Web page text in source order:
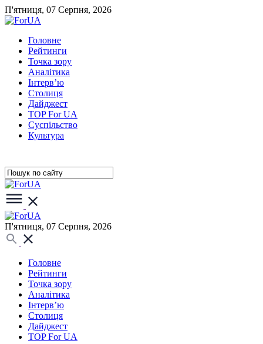
П'ятниця, 07 Серпня, 2026
Головне
Рейтинги
Точка зору
Аналітика
Інтерв’ю
Столиця
Дайджест
TOP For UA
Суспiльство
Культура
П'ятниця, 07 Серпня, 2026
Головне
Рейтинги
Точка зору
Аналітика
Інтерв’ю
Столиця
Дайджест
TOP For UA